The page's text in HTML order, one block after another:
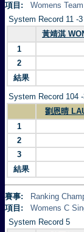
項目:
Womens
System Record 11 -3
黃靖淇
1
2
結果
System Record 104
劉恩晴
1
2
3
結果
賽事:
Ranking
項目:
Womens C
System Record 5